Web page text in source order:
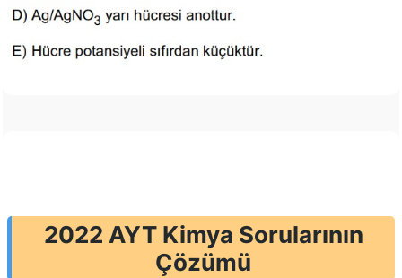
2022 AYT Kimya Sorularının
Çözümü